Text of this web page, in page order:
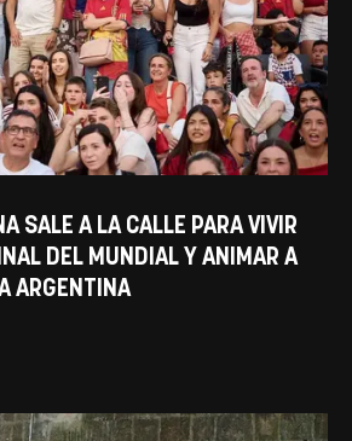
SALE A LA CALLE PARA VIVIR
DEL MUNDIAL Y ANIMAR A
ARGENTINA